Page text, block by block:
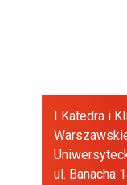
I Katedra i
ul. Banacha